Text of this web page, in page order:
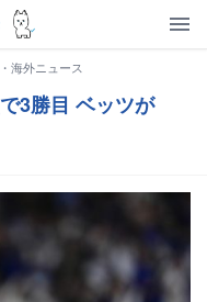
海外ニュース
3勝目 ベッツが